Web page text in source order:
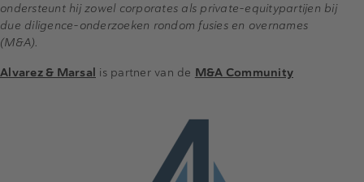
ondersteunt hij zowel corporates als private-equitypartijen bij
due diligence-onderzoeken rondom fusies en overnames
(M&A).
Alvarez & Marsal is partner van de M&A Community